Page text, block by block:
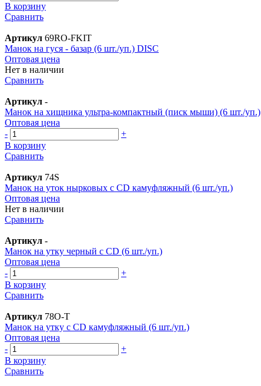
В корзину
Сравнить
Артикул 69RO-FKIT
Манок на гуся - базар (6 шт./уп.) DISC
Оптовая цена
Нет в наличии
Сравнить
Артикул -
Манок на хищника ультра-компактный (писк мыши) (6 шт./уп.)
Оптовая цена
-
+
В корзину
Сравнить
Артикул 74S
Манок на уток нырковых с CD камуфляжный (6 шт./уп.)
Оптовая цена
Нет в наличии
Сравнить
Артикул -
Манок на утку черный с CD (6 шт./уп.)
Оптовая цена
-
+
В корзину
Сравнить
Артикул 78O-T
Манок на утку с CD камуфляжный (6 шт./уп.)
Оптовая цена
-
+
В корзину
Сравнить